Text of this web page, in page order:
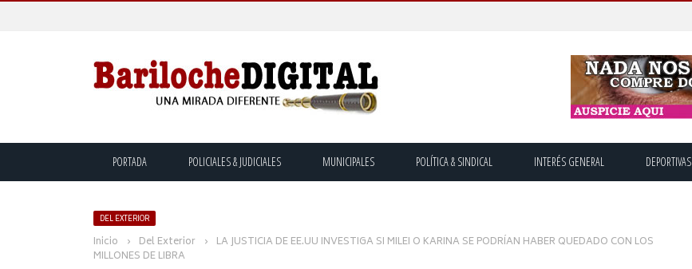
PORTADA POLICIALES & JUDICIALES MUNICIPALES POLÍTICA & SINDICAL INTERÉS GENERAL DEPORTIVAS
DEL EXTERIOR
Inicio › Del Exterior › LA JUSTICIA DE EE.UU INVESTIGA SI MILEI O KARINA SE PODRÍAN HABER QUEDADO CON LOS
MILLONES DE LIBRA